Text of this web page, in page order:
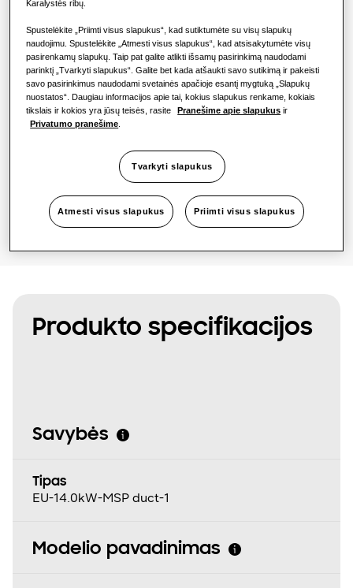
Biuras
Tvarumas
„One Samsung“
12.0KW 14.0KW
Galima galia
1 fazė
Rasti montuotoją
Produkto specifikacijos
Savybės
Tipas
EU-14.0kW-MSP duct-1
Modelio pavadinimas
Karalystės ribų.
Spustelėkite „Priimti visus slapukus“, kad sutiktumėte su visų slapukų
naudojimu. Spustelėkite „Atmesti visus slapukus“, kad atsisakytumėte visų
pasirenkamų slapukų. Taip pat galite atlikti išsamų pasirinkimą naudodami
parinktį „Tvarkyti slapukus“. Galite bet kada atšaukti savo sutikimą ir pakeisti
savo pasirinkimus naudodami svetainės apačioje esantį mygtuką „Slapukų
nuostatos“. Daugiau informacijos apie tai, kokius slapukus renkame, kokiais
tikslais ir kokios yra jūsų teisės, rasite
Pranešime apie slapukus ir
Privatumo pranešime
Tvarkyti slapukus
Atmesti visus slapukus Priimti visus slapukus